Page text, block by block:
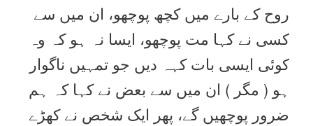
روح کے بارے میں کچھ پوچھو، ان میں سے
کسی نے کہا مت پوچھو، ایسا نہ ہو کہ وہ
کوئی ایسی بات کہہ دیں جو تمہیں ناگوار
ہو ( مگر ) ان میں سے بعض نے کہا کہ ہم
ضرور پوچھیں گے، پھر ایک شخص نے کھڑے